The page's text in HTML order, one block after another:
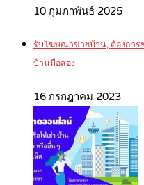
10 กุมภาพันธ์ 2025
รับโฆษณาขายบ้าน, ต้องกา
บ้านมือสอง
16 กรกฎาคม 2023